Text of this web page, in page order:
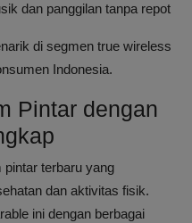
dan panggilan tanpa repot
di segmen true wireless
Indonesia.
Pintar dengan
pintar terbaru yang
dan aktivitas fisik.
ini dengan berbagai